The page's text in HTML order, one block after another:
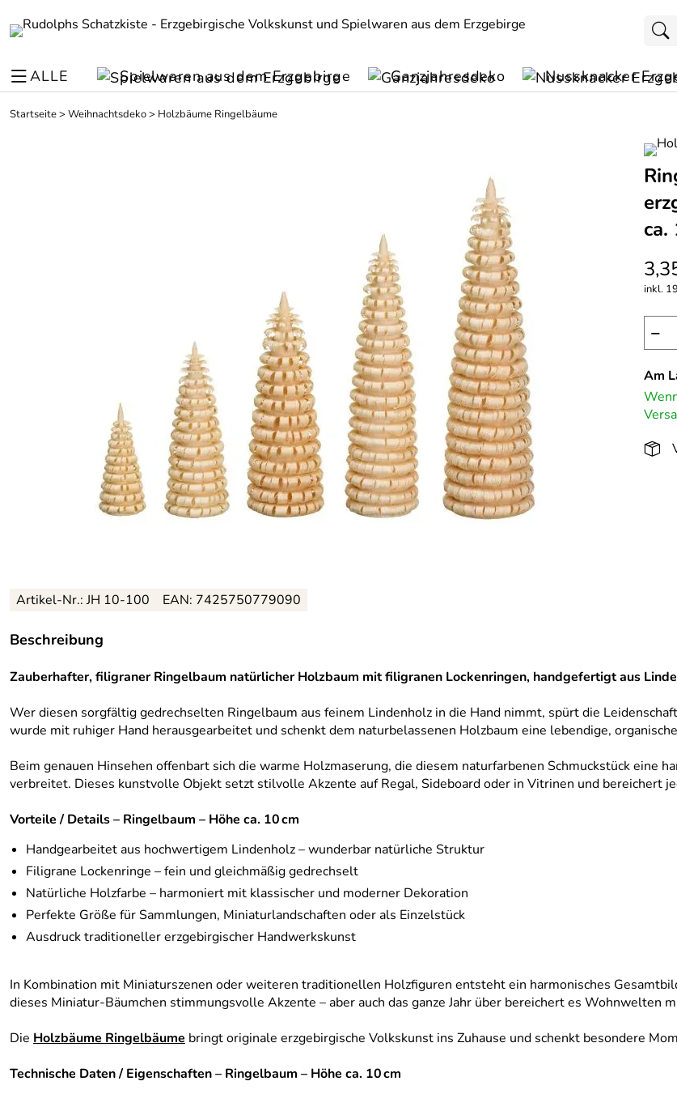
ALLE Spielwaren aus dem Erzgebirge Ganzjahresdeko Nussknacker
Startseite> Weihnachtsdeko> Holzbäume Ringelbäume
ca.
inkl.
−
Am
Artikel-Nr.: JH 10-100 EAN: 7425750779090
Beschreibung
Zauberhafter, filigraner Ringelbaum natürlicher Holzbaum mit filigranen Lockenringen, handgefertigt aus
Wer diesen sorgfältig gedrechselten Ringelbaum aus feinem Lindenholz in die Hand nimmt, spürt die
wurde mit ruhiger Hand herausgearbeitet und schenkt dem naturbelassenen Holzbaum eine lebendige,
Beim genauen Hinsehen offenbart sich die warme Holzmaserung, die diesem naturfarbenen Schmuckstück eine
verbreitet. Dieses kunstvolle Objekt setzt stilvolle Akzente auf Regal, Sideboard oder in Vitrinen und bereichert
Vorteile / Details – Ringelbaum – Höhe ca. 10 cm
Handgearbeitet aus hochwertigem Lindenholz – wunderbar natürliche Struktur
Filigrane Lockenringe – fein und gleichmäßig gedrechselt
Natürliche Holzfarbe – harmoniert mit klassischer und moderner Dekoration
Perfekte Größe für Sammlungen, Miniaturlandschaften oder als Einzelstück
Ausdruck traditioneller erzgebirgischer Handwerkskunst
In Kombination mit Miniaturszenen oder weiteren traditionellen Holzfiguren entsteht ein harmonisches
dieses Miniatur‑Bäumchen stimmungsvolle Akzente – aber auch das ganze Jahr über bereichert es Wohnwelten
Die Holzbäume Ringelbäume bringt originale erzgebirgische Volkskunst ins Zuhause und schenkt besondere
Technische Daten / Eigenschaften – Ringelbaum – Höhe ca. 10 cm